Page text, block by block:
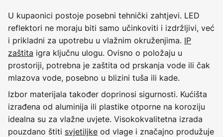
U kupaonici postoje posebni tehnički zahtjevi. LED
reflektori ne moraju biti samo učinkoviti i izdržljivi, već
i prikladni za upotrebu u vlažnim okruženjima. IP
zaštita igra ključnu ulogu. Ovisno o položaju u
prostoriji, potrebna je zaštita od prskanja vode ili čak
mlazova vode, posebno u blizini tuša ili kade.
Izbor materijala također doprinosi sigurnosti. Kućišta
izrađena od aluminija ili plastike otporne na koroziju
idealna su za vlažne uvjete. Visokokvalitetna izrada
pouzdano štiti svjetiljke od vlage i značajno produžuje